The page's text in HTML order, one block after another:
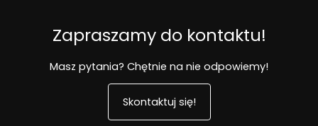
Zapraszamy do kontaktu!
Masz pytania? Chętnie na nie odpowiemy!
Skontaktuj się!